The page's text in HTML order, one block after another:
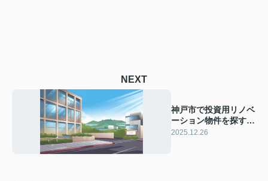
NEXT
神戸市で投資用リノベ
ーション物件を探すな
ら？資産運用の基本も
2025.12.26